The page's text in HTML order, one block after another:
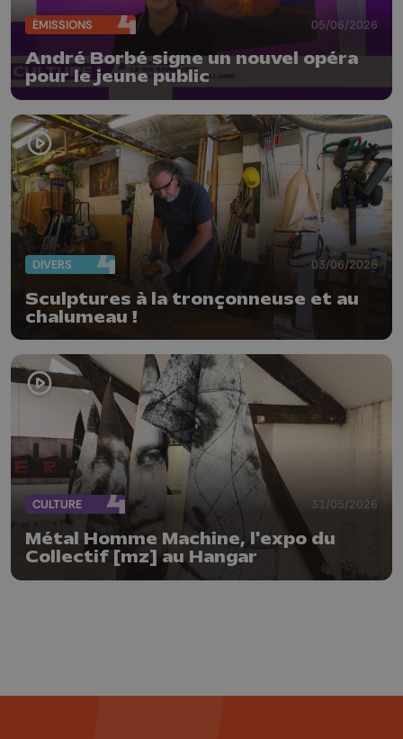
ÉMISSIONS 05/06/2026
André Borbé signe un nouvel opéra
pour le jeune public
DIVERS 03/06/2026
Sculptures à la tronçonneuse et au
chalumeau !
CULTURE 31/05/2026
Métal Homme Machine, l'expo du
Collectif [mz] au Hangar